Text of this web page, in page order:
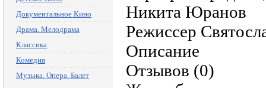
Документальное Кино
Драма. Мелодрама
Классика
Комедия
Музыка. Опера. Балет
Никита Юранов
Режиссер
Описание
Отзывов (0)